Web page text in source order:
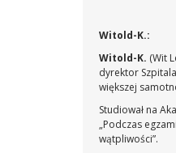
Witold-K.:
Witold-K. (Wit
dyrektor
większej
Studiował na
„Podczas
wątpliwości”.